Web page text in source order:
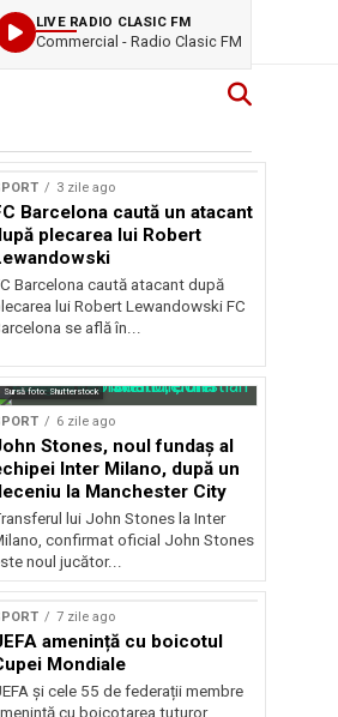
LIVE RADIO CLASIC FM
Commercial - Radio Clasic FM
3 zile ago
Barcelona caută un atacant
plecarea lui Robert
Barcelona caută atacant după
lui Robert Lewandowski FC
se află în...
Sursă foto: Shutterstock
6 zile ago
Stones, noul fundaș al
Inter Milano, după un
la Manchester City
lui John Stones la Inter
confirmat oficial John Stones
noul jucător...
7 zile ago
amenință cu boicotul
Mondiale
și cele 55 de federații membre
cu boicotarea tuturor